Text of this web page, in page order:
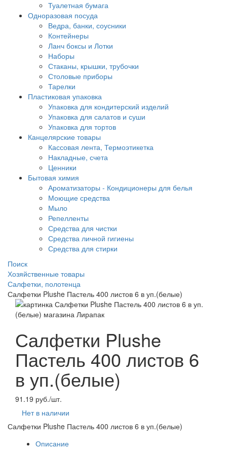
Туалетная бумага
Одноразовая посуда
Ведра, банки, соусники
Контейнеры
Ланч боксы и Лотки
Наборы
Стаканы, крышки, трубочки
Столовые приборы
Тарелки
Пластиковая упаковка
Упаковка для кондитерский изделий
Упаковка для салатов и суши
Упаковка для тортов
Канцелярские товары
Кассовая лента, Термоэтикетка
Накладные, счета
Ценники
Бытовая химия
Ароматизаторы - Кондиционеры для белья
Моющие средства
Мыло
Репелленты
Средства для чистки
Средства личной гигиены
Средства для стирки
Поиск
Хозяйственные товары
Салфетки, полотенца
Салфетки Plushe Пастель 400 листов 6 в уп.(белые)
Салфетки Plushe
Пастель 400 листов 6
в уп.(белые)
91.19 руб./шт.
Нет в наличии
Салфетки Plushe Пастель 400 листов 6 в уп.(белые)
Описание